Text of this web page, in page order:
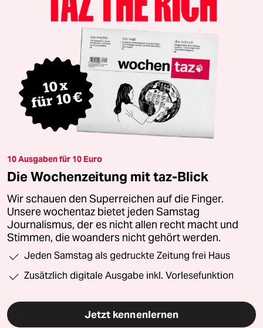
10 Ausgaben für 10 Euro
Die Wochenzeitung mit taz-Blick
Wir schauen den Superreichen auf die Finger.
Unsere wochentaz bietet jeden Samstag
Journalismus, der es nicht allen recht macht und
Stimmen, die woanders nicht gehört werden.
Jeden Samstag als gedruckte Zeitung frei Haus
Zusätzlich digitale Ausgabe inkl. Vorlesefunktion
Jetzt kennenlernen